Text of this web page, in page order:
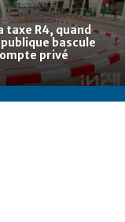
taxe R4, quand
bascule
privé